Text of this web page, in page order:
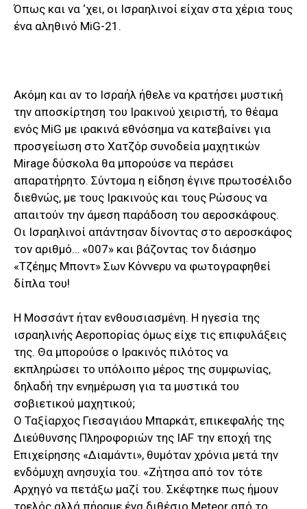
Όπως και να ‘χει, οι Ισραηλινοί είχαν στα χέρια τους
ένα αληθινό MiG-21.
Ακόμη και αν το Ισραήλ ήθελε να κρατήσει μυστική
την αποσκίρτηση του Ιρακινού χειριστή, το θέαμα
ενός MiG με ιρακινά εθνόσημα να κατεβαίνει για
προσγείωση στο Χατζόρ συνοδεία μαχητικών
Mirage δύσκολα θα μπορούσε να περάσει
απαρατήρητο. Σύντομα η είδηση έγινε πρωτοσέλιδο
διεθνώς, με τους Ιρακινούς και τους Ρώσους να
απαιτούν την άμεση παράδοση του αεροσκάφους.
Οι Ισραηλινοί απάντησαν δίνοντας στο αεροσκάφος
τον αριθμό… «007» και βάζοντας τον διάσημο
«Τζέημς Μποντ» Σων Κόννερυ να φωτογραφηθεί
δίπλα του!
Η Μοσσάντ ήταν ενθουσιασμένη. Η ηγεσία της
ισραηλινής Αεροπορίας όμως είχε τις επιφυλάξεις
της. Θα μπορούσε ο Ιρακινός πιλότος να
εκπληρώσει το υπόλοιπο μέρος της συμφωνίας,
δηλαδή την ενημέρωση για τα μυστικά του
σοβιετικού μαχητικού;
O Ταξίαρχος Γιεσαγιάου Μπαρκάτ, επικεφαλής της
Διεύθυνσης Πληροφοριών της IAF την εποχή της
Επιχείρησης «Διαμάντι», θυμόταν χρόνια μετά την
ενδόμυχη ανησυχία του. «Ζήτησα από τον τότε
Αρχηγό να πετάξω μαζί του. Σκέφτηκε πως ήμουν